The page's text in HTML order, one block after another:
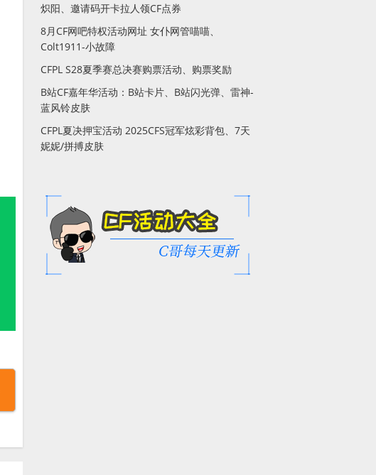
炽阳、邀请码开卡拉人领CF点券
8月CF网吧特权活动网址 女仆网管喵喵、
Colt1911-小故障
CFPL S28夏季赛总决赛购票活动、购票奖励
B站CF嘉年华活动：B站卡片、B站闪光弹、雷神-
蓝风铃皮肤
CFPL夏决押宝活动 2025CFS冠军炫彩背包、7天
妮妮/拼搏皮肤